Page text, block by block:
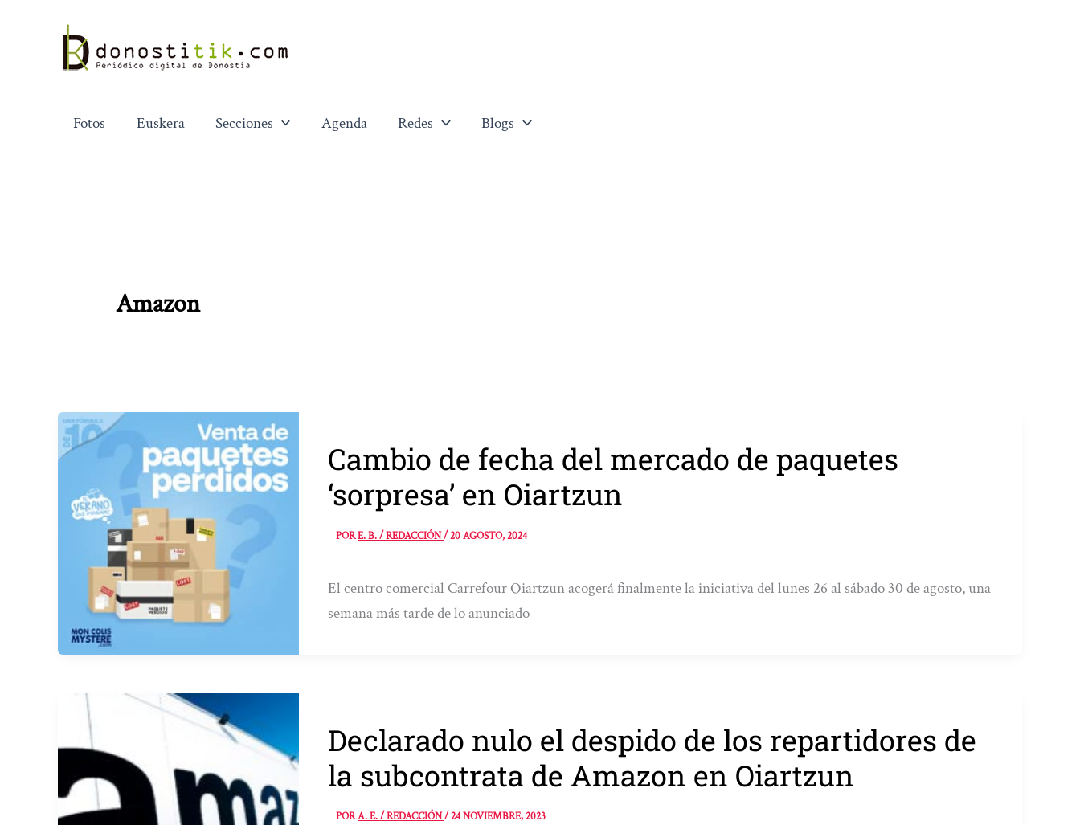
contenido
Fotos Euskera Secciones Agenda Redes Blogs
Amazon
Cambio de fecha del mercado de paquetes
‘sorpresa’ en Oiartzun
PORE. B. / REDACCIÓN/20 AGOSTO, 2024
El centro comercial Carrefour Oiartzun acogerá finalmente la iniciativa del lunes 26 al sábado 30 de agosto, una
semana más tarde de lo anunciado
Declarado nulo el despido de los repartidores de
la subcontrata de Amazon en Oiartzun
PORA. E. / REDACCIÓN/24 NOVIEMBRE, 2023